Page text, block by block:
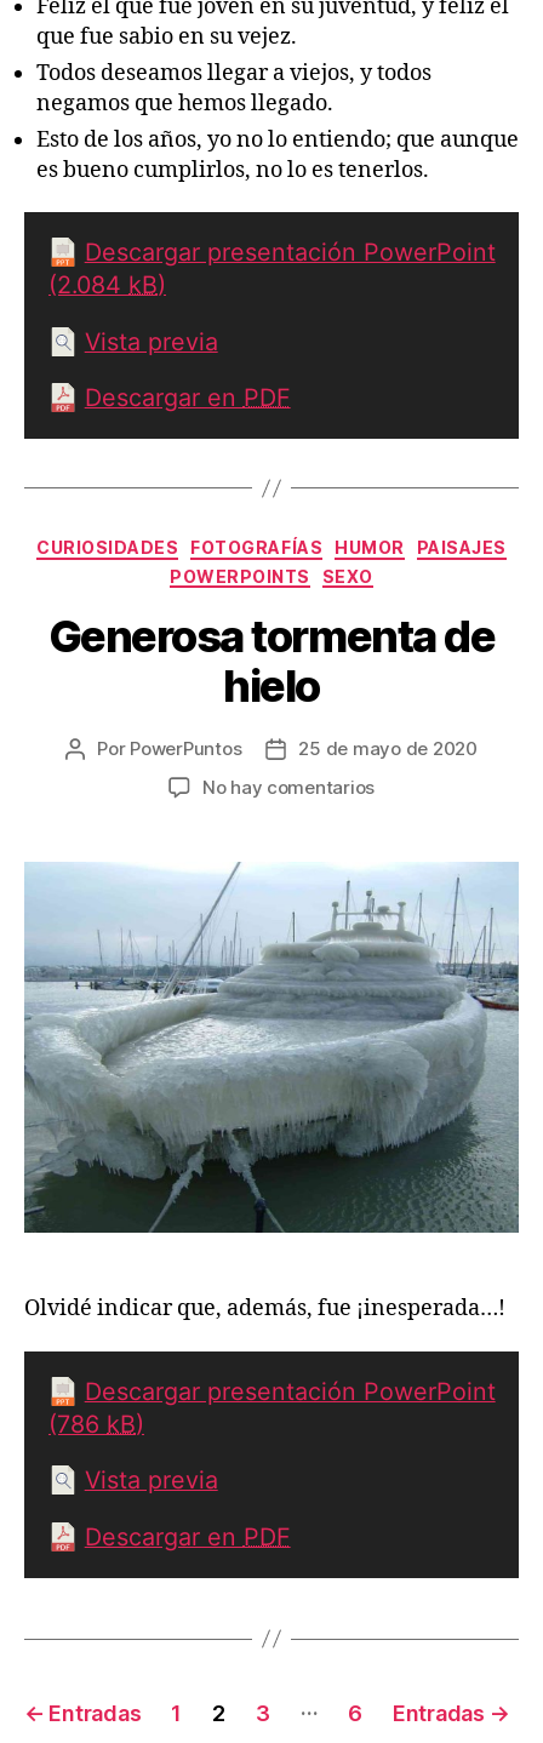
Feliz el que fue joven en su juventud, y feliz el
que fue sabio en su vejez.
Todos deseamos llegar a viejos, y todos
negamos que hemos llegado.
Esto de los años, yo no lo entiendo; que aunque
es bueno cumplirlos, no lo es tenerlos.
Descargar presentación PowerPoint
(2.084 kB)
Vista previa
Descargar en PDF
Categorías
CURIOSIDADES FOTOGRAFÍAS HUMOR
PAISAJES
POWERPOINTS
SEXO
Generosa tormenta de
hielo
Autor
Por PowerPuntos
Fecha25 de mayo de 2020
No hay comentariosen
de
hielo
Olvidé indicar que, además, fue ¡inesperada…!
Descargar presentación PowerPoint
(786 kB)
Vista previa
Descargar en PDF
Paginación
← Entradas 1 2 3 … 6 Entradas →